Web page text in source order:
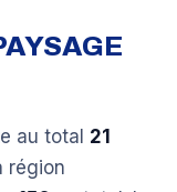
au total 21
région